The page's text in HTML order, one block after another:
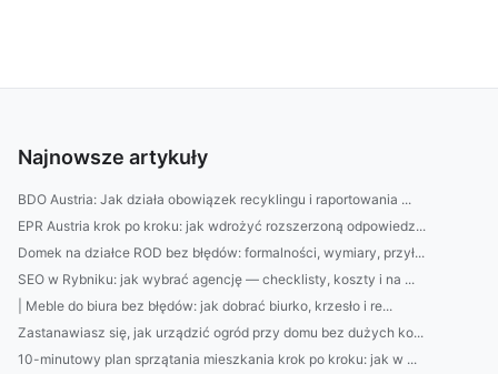
Najnowsze artykuły
BDO Austria: Jak działa obowiązek recyklingu i raportowania ...
EPR Austria krok po kroku: jak wdrożyć rozszerzoną odpowiedz...
Domek na działce ROD bez błędów: formalności, wymiary, przył...
SEO w Rybniku: jak wybrać agencję — checklisty, koszty i na ...
| Meble do biura bez błędów: jak dobrać biurko, krzesło i re...
Zastanawiasz się, jak urządzić ogród przy domu bez dużych ko...
10-minutowy plan sprzątania mieszkania krok po kroku: jak w ...